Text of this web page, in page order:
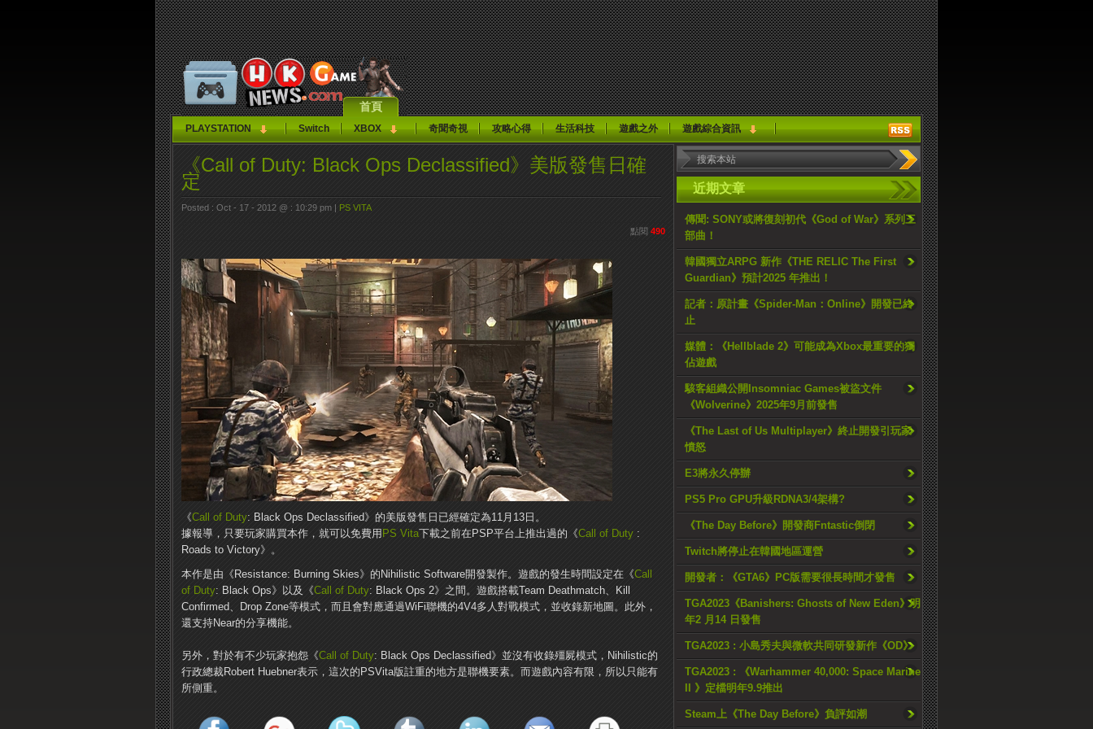
首頁
PLAYSTATION Switch XBOX 奇聞奇視 攻略心得 生活科技 遊戲之外 遊戲綜合資訊
近期文章
傳聞: SONY或將復刻初代《God of War》系列三
部曲！
韓國獨立ARPG 新作《THE RELIC The First
Guardian》預計2025 年推出！
記者：原計畫《Spider-Man：Online》開發已終
止
媒體：《Hellblade 2》可能成為Xbox最重要的獨
佔遊戲
駭客組織公開Insomniac Games被盜文件
《Wolverine》2025年9月前發售
《The Last of Us Multiplayer》終止開發引玩家
憤怒
E3將永久停辦
PS5 Pro GPU升級RDNA3/4架構?
《The Day Before》開發商Fntastic倒閉
Twitch將停止在韓國地區運營
開發者：《GTA6》PC版需要很長時間才發售
TGA2023《Banishers: Ghosts of New Eden》明
年2 月14 日發售
TGA2023 : 小島秀夫與微軟共同研發新作《OD》
TGA2023 : 《Warhammer 40,000: Space Marine
II 》定檔明年9.9推出
Steam上《The Day Before》負評如潮
《Call of Duty: Black Ops Declassified》美版發售日確
定
Posted : Oct - 17 - 2012 @ : 10:29 pm | PS VITA
點閱 490
《Call of Duty: Black Ops Declassified》的美版發售日已經確定為11月13日。
據報導，只要玩家購買本作，就可以免費用 PS Vita下載之前在PSP平台上推出過的《Call of Duty :
Roads to Victory》。
本作是由《Resistance: Burning Skies》的Nihilistic Software開發製作。遊戲的發生時間設定在《Call
of Duty: Black Ops》以及《Call of Duty: Black Ops 2》之間。遊戲搭載Team Deathmatch、Kill
Confirmed、Drop Zone等模式，而且會對應通過WiFi聯機的4V4多人對戰模式，並收錄新地圖。此外，
還支持Near的分享機能。
另外，對於有不少玩家抱怨《Call of Duty: Black Ops Declassified》並沒有收錄殭屍模式，Nihilistic的
行政總裁Robert Huebner表示，這次的PSVita版註重的地方是聯機要素。而遊戲內容有限，所以只能有
所側重。